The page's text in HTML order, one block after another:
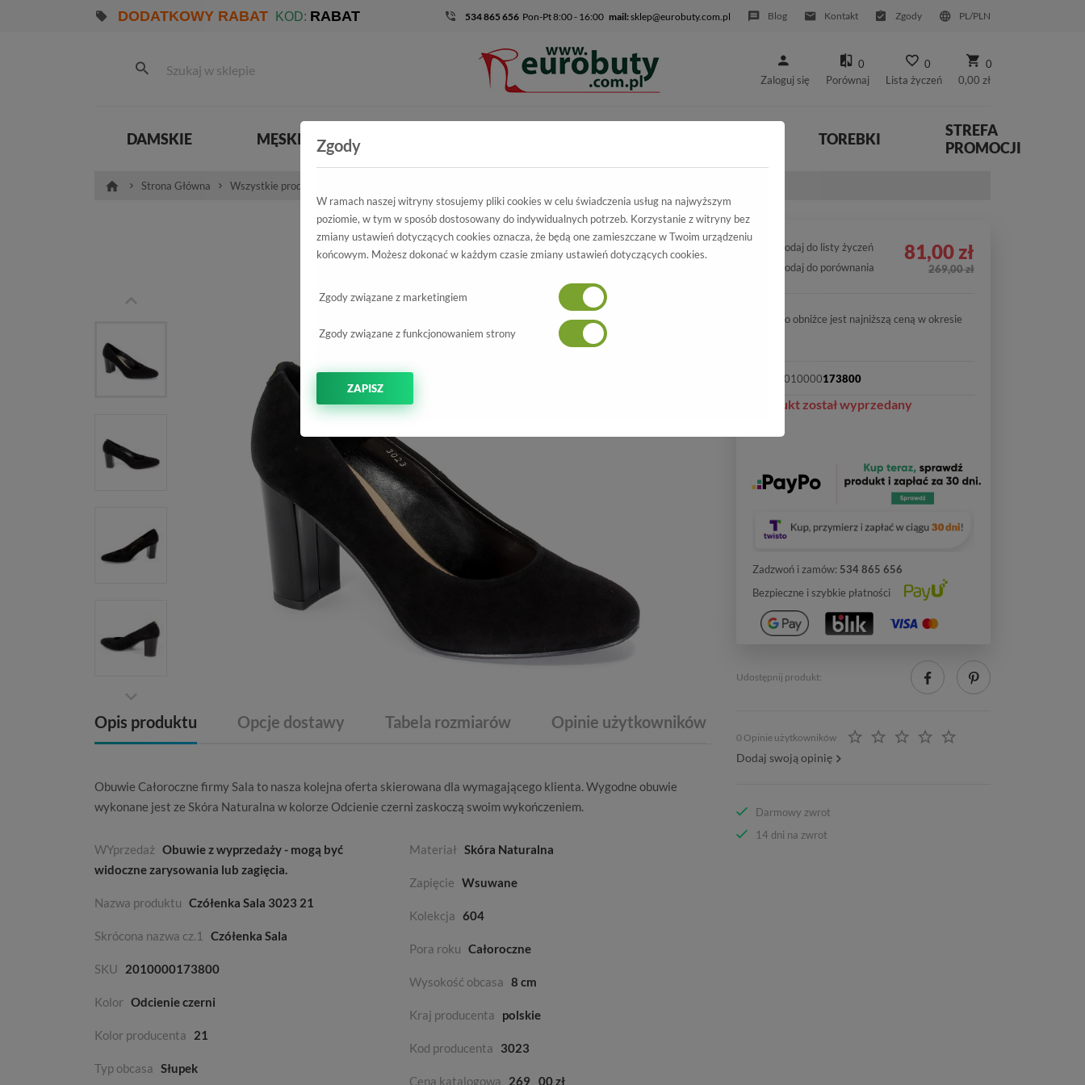
DODATKOWY RABAT KOD: RABAT 534 865 656 Pon-Pt 8:00 - 16:00 mail:sklep@eurobuty.com.pl Blog Kontakt Zgody PL/PLN
Zaloguj się
0
Porównaj
0
Lista życzeń
0
0,00 zł
DAMSKIE MĘSKIE TOREBKI
STREFA
PROMOCJI
Strona Główna Wszystkie produkty
Czółenka Sala
3023 21
-70%
Opis produktu Opcje dostawy Tabela rozmiarów Opinie użytkowników
Obuwie Całoroczne firmySala to nasza kolejna oferta skierowana dla wymagającego klienta. Wygodne obuwie
wykonane jest ze Skóra Naturalna w kolorze Odcienie czerni zaskoczą swoim wykończeniem.
WYprzedaż Obuwie z wyprzedaży - mogą być
widoczne zarysowania lub zagięcia.
Nazwa produktu Czółenka Sala 3023 21
Skrócona nazwa cz.1 Czółenka Sala
SKU 2010000173800
Kolor Odcienie czerni
Kolor producenta 21
Typ obcasa Słupek
Materiał Skóra Naturalna
Zapięcie Wsuwane
Kolekcja 604
Pora roku Całoroczne
Wysokość obcasa 8 cm
Kraj producenta polskie
Kod producenta 3023
Cena katalogowa 269 00 zł
Dodaj do listy życzeń
Dodaj do porównania
81,00 zł
269,00 zł
Cena po obniżce jest najniższą ceną w okresie
2010000173800
Produkt został wyprzedany
Zadzwoń i zamów: 534 865 656
Bezpieczne i szybkie płatności
Udostępnij produkt:
0 Opinie użytkowników
Dodaj swoją opinię
Darmowy zwrot
14 dni na zwrot
Zgody
W ramach naszej witryny stosujemy pliki cookies w celu świadczenia usług na najwyższym
poziomie, w tym w sposób dostosowany do indywidualnych potrzeb. Korzystanie z witryny bez
zmiany ustawień dotyczących cookies oznacza, że będą one zamieszczane w Twoim urządzeniu
końcowym. Możesz dokonać w każdym czasie zmiany ustawień dotyczących cookies.
Zgody związane z marketingiem
Zgody związane z funkcjonowaniem strony
ZAPISZ